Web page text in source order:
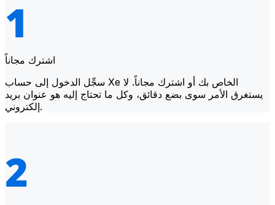
اشترك مجاناً
سجِّل الدخول إلى حساب Xe الخاص بك أو اشترك مجاناً. لا
يستغرق الأمر سوى بضع دقائق، وكل ما تحتاج إليه هو عنوان بريد
إلكتروني.